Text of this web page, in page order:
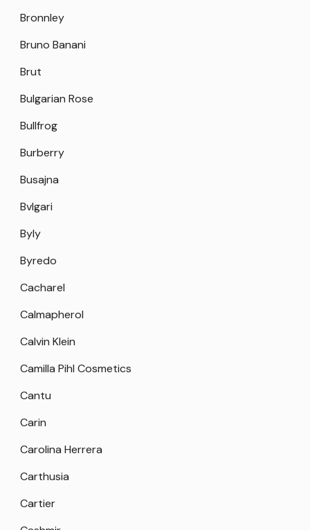
Bronnley
Bruno Banani
Brut
Bulgarian Rose
Bullfrog
Burberry
Busajna
Bvlgari
Byly
Byredo
Cacharel
Calmapherol
Calvin Klein
Camilla Pihl Cosmetics
Cantu
Carin
Carolina Herrera
Carthusia
Cartier